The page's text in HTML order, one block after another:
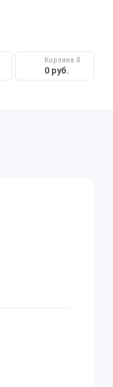
Корзина 0
0 руб.